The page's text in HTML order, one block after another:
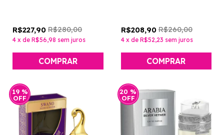
R$227,90 R$280,00
4 x de R$56,98 sem juros
R$208,90 R$260,00
4 x de R$52,23 sem juros
19 %
OFF
20 %
OFF